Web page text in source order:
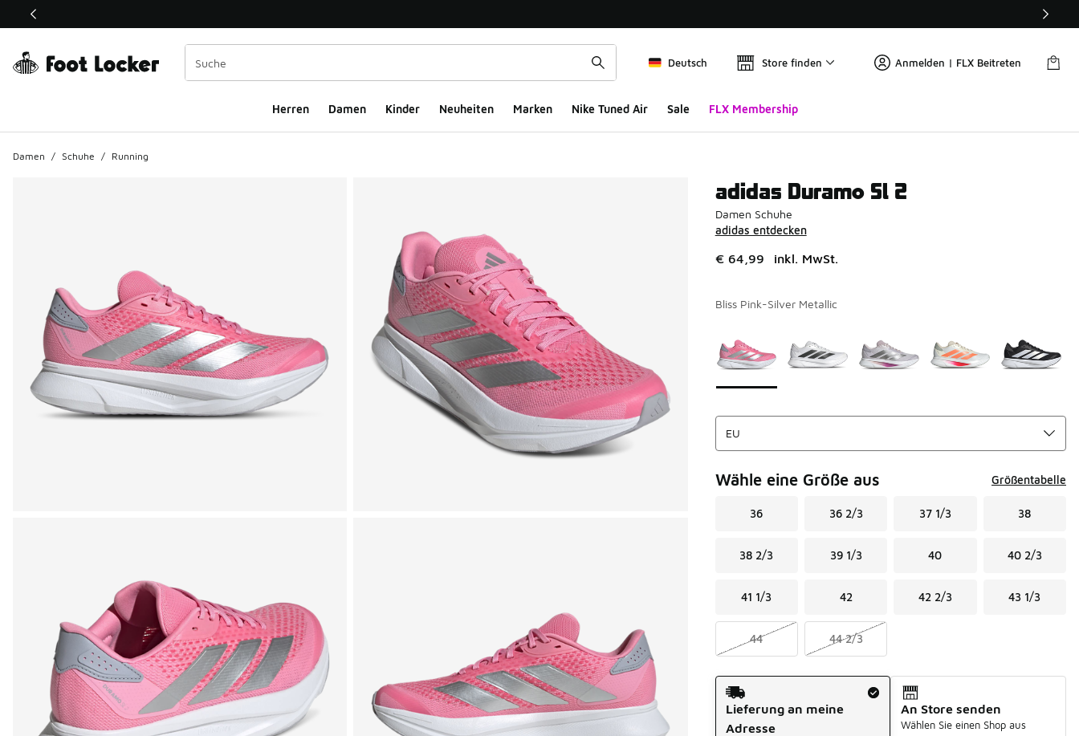
Dieser Link öffnet sich in einem neuen Fenster
Deutsch Store finden Anmelden | FLX Beitreten
Herren Damen Kinder Neuheiten Marken Nike Tuned Air Sale FLX Membership
Damen / Schuhe / Running
adidas Duramo Sl 2
Damen Schuhe
adidas entdecken
€ 64,99 inkl. MwSt.
Bliss Pink-Silver Metallic
Wähle eine Größe aus Größentabelle
36 36 2/3 37 1/3 38
38 2/3 39 1/3 40 40 2/3
41 1/3 42 42 2/3 43 1/3
44 44 2/3
Versandart
Lieferung an meine
Adresse
An Store senden
Wählen Sie einen Shop aus